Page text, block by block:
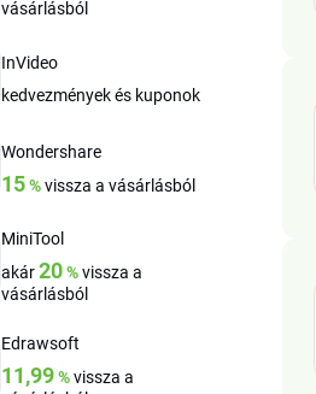
vásárlásból
InVideo
kedvezmények és kuponok
Wondershare
15%vissza a vásárlásból
MiniTool
akár20%vissza a
vásárlásból
Edrawsoft
11,99%vissza a